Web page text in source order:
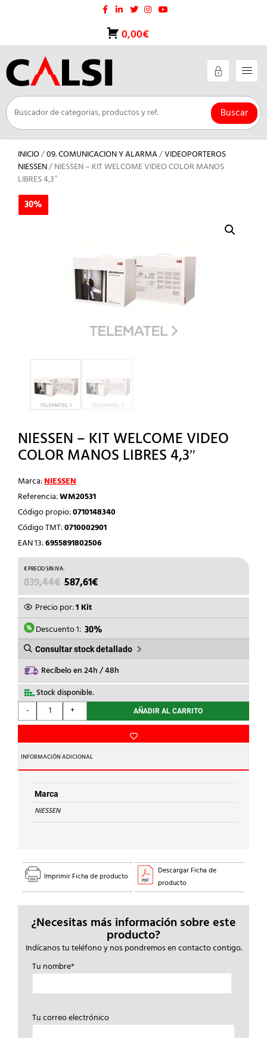
0,00€
Buscar
INICIO/09. COMUNICACION Y ALARMA/VIDEOPORTEROS
NIESSEN/ NIESSEN – KIT WELCOME VIDEO COLOR MANOS
LIBRES 4,3″
30%
NIESSEN – KIT WELCOME VIDEO
COLOR MANOS LIBRES 4,3″
Marca:NIESSEN
Referencia:WM20531
Código propio:0710148340
Código TMT:0710002901
EAN 13:6955891802506
839,44€ EL
PRECIO
ORIGINAL
ERA:
839,44€.
587,61€
PRECIO
ES:
587,61€.
Precio por:1 Kit
Descuento 1: 30%
Consultar stock detallado
Recíbelo en 24h / 48h
Stock disponible.
-
NIESSEN
-
WELCOME
VIDEO
COLOR
MANOS
LIBRES
4,3"
cantidad
+ AÑADIR AL CARRITO
INFORMACIÓN ADICIONAL
Marca
NIESSEN
30%
Imprimir Ficha de producto
Descargar Ficha de
producto
¿Necesitas más información sobre este
producto?
Indícanos tu teléfono y nos pondremos en contacto contigo.
Tu nombre*
Tu correo electrónico